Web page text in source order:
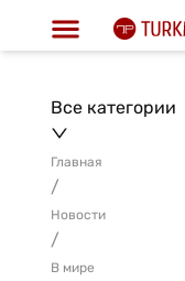
Все категории
Главная
/
Новости
/
В мире